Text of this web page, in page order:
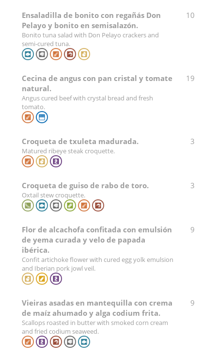
Ensaladilla de bonito con regañás Don
Pelayo y bonito en semisalazón.
Bonito tuna salad with Don Pelayo crackers and
semi-cured tuna.
10
Cecina de angus con pan cristal y tomate
natural.
Angus cured beef with crystal bread and fresh
tomato.
19
Croqueta de txuleta madurada.
Matured ribeye steak croquette.
3
Croqueta de guiso de rabo de toro.
Oxtail stew croquette.
3
Flor de alcachofa confitada con emulsión
de yema curada y velo de papada
ibérica.
Confit artichoke flower with cured egg yolk emulsion
and Iberian pork jowl veil.
9
Vieiras asadas en mantequilla con crema
de maíz ahumado y alga codium frita.
Scallops roasted in butter with smoked corn cream
and fried codium seaweed.
9